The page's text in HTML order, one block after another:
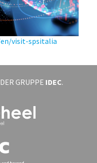
visit-spsitalia
GRUPPE IDEC.